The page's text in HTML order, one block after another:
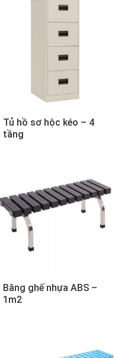
Tủ hồ sơ hộc kéo – 4
tầng
Băng ghế nhựa ABS –
1m2